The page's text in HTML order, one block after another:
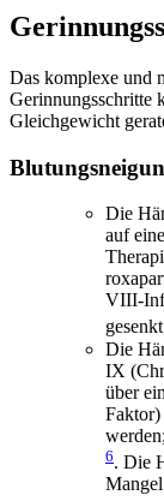
Das komplexe und
Gerinnungsschritte
Gleichgewicht
Die
auf
VIII-
Die
IX
über
Faktor)
6. Die